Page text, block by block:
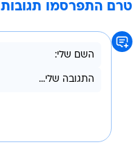
טרם התפרסמו תגובות